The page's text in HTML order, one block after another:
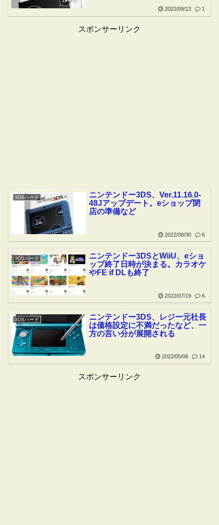
2022/09/13 1
スポンサーリンク
3DSハード
ニンテンドー3DS、Ver.11.16.0-
48Jアップデート。eショップ閉
店の準備など
2022/08/30 6
3DSハード
ニンテンドー3DSとWiiU、eショ
ップ終了日時が決まる。カラオケ
やFE if DLも終了
2022/07/19 6
3DSハード
ニンテンドー3DS、レジー元社長
は価格設定に不満だったなど、一
方の言い分が展開される
2022/05/06 14
スポンサーリンク